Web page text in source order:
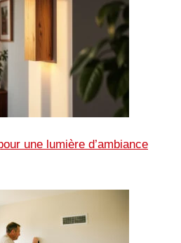
une lumière d’ambiance